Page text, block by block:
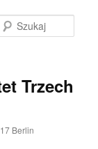
Trzech
Berlin